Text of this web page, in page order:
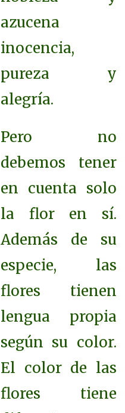
azucena
inocencia,
pureza y
alegría.
Pero no
debemos tener
en cuenta solo
la flor en sí.
Además de su
especie, las
flores tienen
lengua propia
según su color.
El color de las
flores tiene